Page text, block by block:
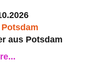
aus Potsdam